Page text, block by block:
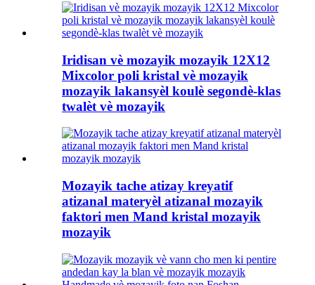
Iridisan vè mozayik mozayik 12X12
Mixcolor poli kristal vè mozayik
mozayik lakansyèl koulè segondè-klas
twalèt vè mozayik
Mozayik tache atizay kreyatif
atizanal materyèl atizanal mozayik
faktori men Mand kristal mozayik
mozayik